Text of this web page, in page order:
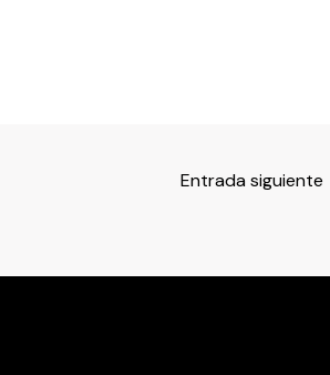
Entrada siguiente